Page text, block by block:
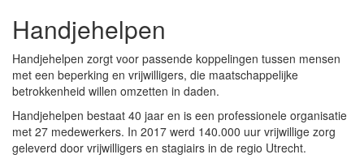
Handjehelpen
Handjehelpen zorgt voor passende koppelingen tussen mensen
met een beperking en vrijwilligers, die maatschappelijke
betrokkenheid willen omzetten in daden.
Handjehelpen bestaat 40 jaar en is een professionele organisatie
met 27 medewerkers. In 2017 werd 140.000 uur vrijwillige zorg
geleverd door vrijwilligers en stagiairs in de regio Utrecht.